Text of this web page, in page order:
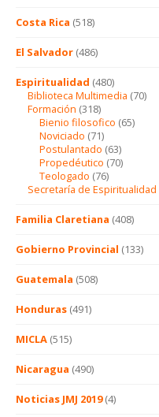
Costa Rica (518)
El Salvador (486)
Espiritualidad (480)
Biblioteca Multimedia (70)
Formación (318)
Bienio filosofico (65)
Noviciado (71)
Postulantado (63)
Propedéutico (70)
Teologado (76)
Secretaría de Espiritualidad
Familia Claretiana (408)
Gobierno Provincial (133)
Guatemala (508)
Honduras (491)
MICLA (515)
Nicaragua (490)
Noticias JMJ 2019(4)